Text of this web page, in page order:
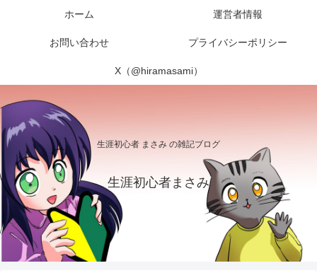
生涯初心者 まさみ の雑記ブログ
生涯初心者まさみ
ホーム 運営者情報
お問い合わせ プライバシーポリシー
X（@hiramasami）